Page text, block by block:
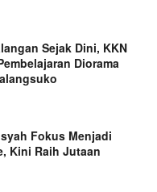
Sejak Dini, KKN
Diorama
Fokus Menjadi
Kini Raih Jutaan